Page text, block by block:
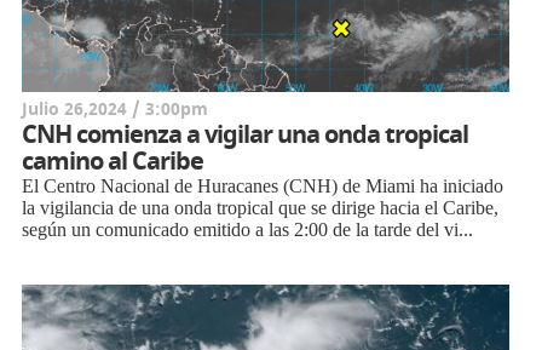
Julio 26,2024 / 3:00pm
CNH comienza a vigilar una onda tropical
camino al Caribe
El Centro Nacional de Huracanes (CNH) de Miami ha iniciado
la vigilancia de una onda tropical que se dirige hacia el Caribe,
según un comunicado emitido a las 2:00 de la tarde del vi...